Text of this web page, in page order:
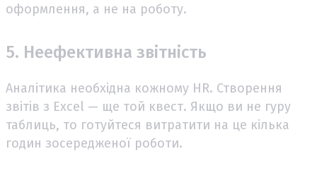
оформлення, а не на роботу.
5. Неефективна звітність
Аналітика необхідна кожному HR. Створення
звітів з Excel — ще той квест. Якщо ви не гуру
таблиць, то готуйтеся витратити на це кілька
годин зосередженої роботи.